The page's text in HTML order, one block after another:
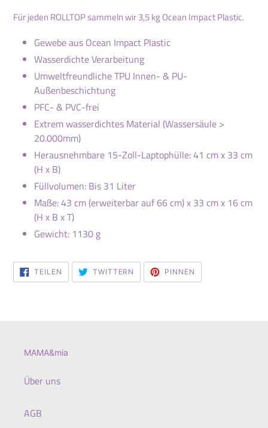
Für jeden ROLLTOP sammeln wir 3,5 kg Ocean Impact Plastic.
Gewebe aus Ocean Impact Plastic
Wasserdichte Verarbeitung
Umweltfreundliche TPU Innen- & PU-
Außenbeschichtung
PFC- & PVC-frei
Extrem wasserdichtes Material (Wassersäule >
20.000mm)
Herausnehmbare 15-Zoll-Laptophülle: 41 cm x 33 cm
(H x B)
Füllvolumen: Bis 31 Liter
Maße: 43 cm (erweiterbar auf 66 cm) x 33 cm x 16 cm
(H x B x T)
Gewicht: 1130 g
TEILEN
FACEBOOK
TEILEN
TWITTERN
TWITTER
TWITTERN
PINNEN
PINNEN
MAMA&mia
Über uns
AGB